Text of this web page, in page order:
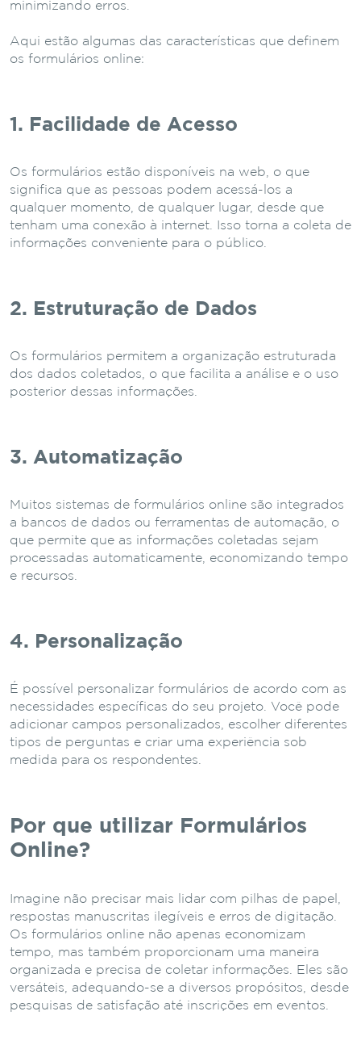
minimizando erros.
Aqui estão algumas das características que definem
os formulários online:
1. Facilidade de Acesso
Os formulários estão disponíveis na web, o que
significa que as pessoas podem acessá-los a
qualquer momento, de qualquer lugar, desde que
tenham uma conexão à internet. Isso torna a coleta de
informações conveniente para o público.
2. Estruturação de Dados
Os formulários permitem a organização estruturada
dos dados coletados, o que facilita a análise e o uso
posterior dessas informações.
3. Automatização
Muitos sistemas de formulários online são integrados
a bancos de dados ou ferramentas de automação, o
que permite que as informações coletadas sejam
processadas automaticamente, economizando tempo
e recursos.
4. Personalização
É possível personalizar formulários de acordo com as
necessidades específicas do seu projeto. Você pode
adicionar campos personalizados, escolher diferentes
tipos de perguntas e criar uma experiência sob
medida para os respondentes.
Por que utilizar Formulários
Online?
Imagine não precisar mais lidar com pilhas de papel,
respostas manuscritas ilegíveis e erros de digitação.
Os formulários online não apenas economizam
tempo, mas também proporcionam uma maneira
organizada e precisa de coletar informações. Eles são
versáteis, adequando-se a diversos propósitos, desde
pesquisas de satisfação até inscrições em eventos.